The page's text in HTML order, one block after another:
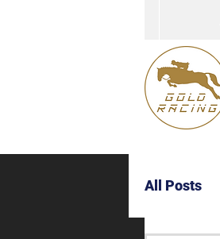
All Posts